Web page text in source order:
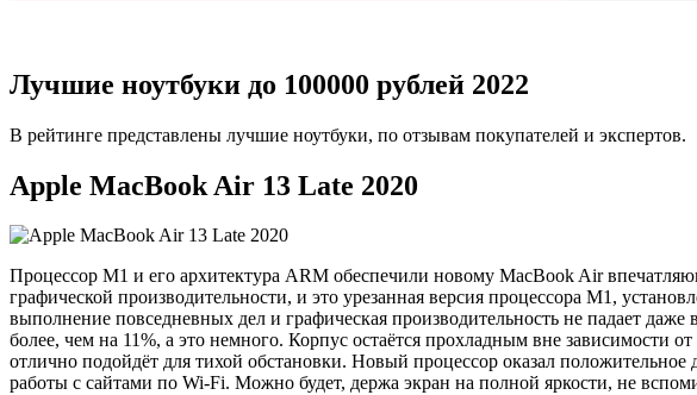
Лучшие ноутбуки до 100000 рублей 2022
В рейтинге представлены лучшие ноутбуки, по отзывам покупателей и экспертов.
Apple MacBook Air 13 Late 2020
Процессор M1 и его архитектура ARM обеспечили новому MacBook Air
графической производительности, и это урезанная версия процессора M1,
выполнение повседневных дел и графическая производительность не падает
более, чем на 11%, а это немного. Корпус остаётся прохладным вне зависимости
отлично подойдёт для тихой обстановки. Новый процессор оказал
работы с сайтами по Wi-Fi. Можно будет, держа экран на полной яркости, не